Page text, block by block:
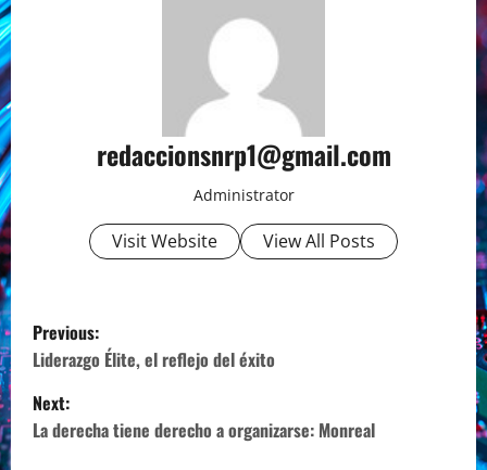
redaccionsnrp1@gmail.com
Administrator
Visit Website View All Posts
P
o
s
Previous:
Liderazgo Élite, el reflejo del éxito
Next:
La derecha tiene derecho a organizarse: Monreal